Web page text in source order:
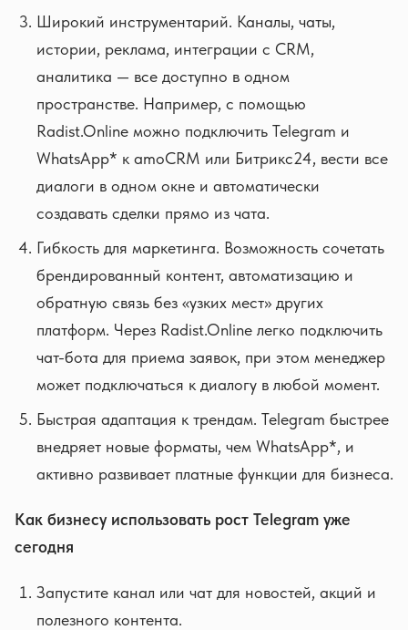
Широкий инструментарий. Каналы, чаты,
истории, реклама, интеграции с CRM,
аналитика — все доступно в одном
пространстве. Например, с помощью
Radist.Online можно подключить Telegram и
WhatsApp* к amoCRM или Битрикс24, вести все
диалоги в одном окне и автоматически
создавать сделки прямо из чата.
Гибкость для маркетинга. Возможность сочетать
брендированный контент, автоматизацию и
обратную связь без «узких мест» других
платформ. Через Radist.Online легко подключить
чат-бота для приема заявок, при этом менеджер
может подключаться к диалогу в любой момент.
Быстрая адаптация к трендам. Telegram быстрее
внедряет новые форматы, чем WhatsApp*, и
активно развивает платные функции для бизнеса.
Как бизнесу использовать рост Telegram уже
сегодня
Запустите канал или чат для новостей, акций и
полезного контента.